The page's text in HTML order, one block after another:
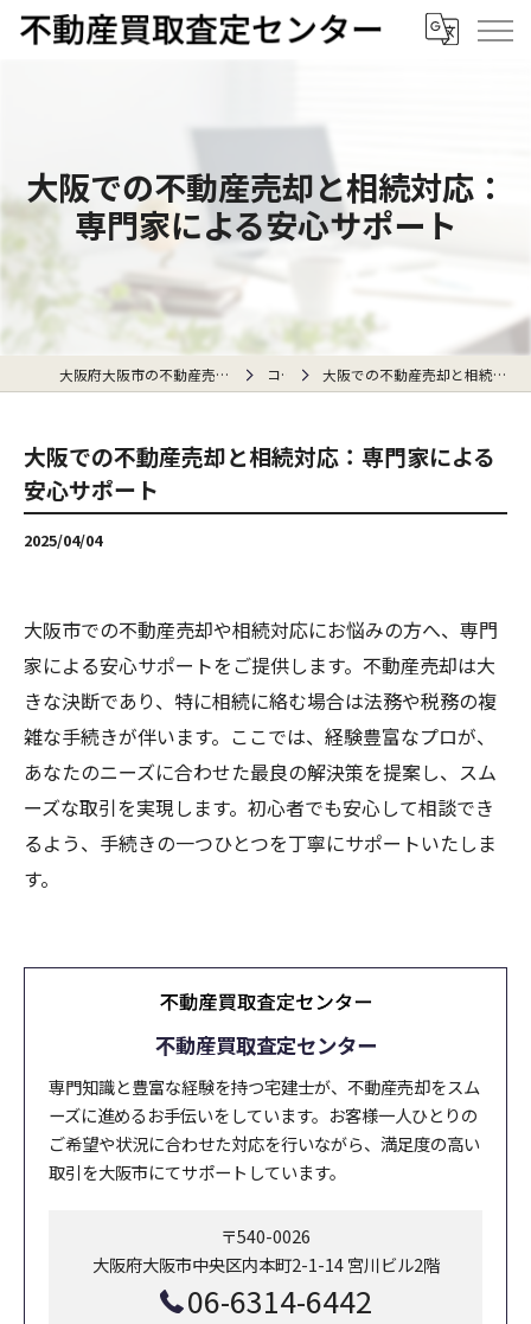
大阪での不動産売却と相続対応：
専門家による安心サポート
大阪府大阪市の不動産売却なら不動産買取査定センター コラム 大阪での不動産売却と相続対応：専門家による安心サポート
大阪での不動産売却と相続対応：専門家による
安心サポート
2025/04/04
大阪市での不動産売却や相続対応にお悩みの方へ、専門
家による安心サポートをご提供します。不動産売却は大
きな決断であり、特に相続に絡む場合は法務や税務の複
雑な手続きが伴います。ここでは、経験豊富なプロが、
あなたのニーズに合わせた最良の解決策を提案し、スム
ーズな取引を実現します。初心者でも安心して相談でき
るよう、手続きの一つひとつを丁寧にサポートいたしま
す。
不動産買取査定センター
専門知識と豊富な経験を持つ宅建士が、不動産売却をスム
ーズに進めるお手伝いをしています。お客様一人ひとりの
ご希望や状況に合わせた対応を行いながら、満足度の高い
取引を大阪市にてサポートしています。
〒540-0026
大阪府大阪市中央区内本町2-1-14 宮川ビル2階
06-6314-6442